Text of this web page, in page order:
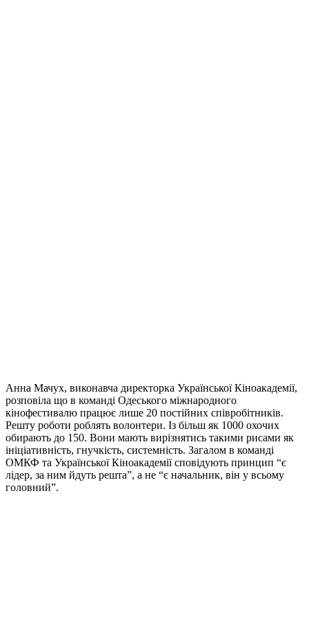
Анна Мачух, виконавча директорка Української Кіноакадемії,
розповіла що в команді Одеського міжнародного
кінофестивалю працює лише 20 постійних співробітників.
Решту роботи роблять волонтери. Із більш як 1000 охочих
обирають до 150. Вони мають вирізнятись такими рисами як
ініціативність, гнучкість, системність. Загалом в команді
ОМКФ та Української Кіноакадемії сповідують принцип “є
лідер, за ним йдуть решта”, а не “є начальник, він у всьому
головний”.